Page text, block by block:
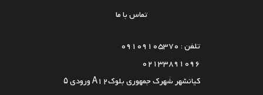
تماس با ما
تلفن : 09109105370
02133891096
کیانشهر شهرک جمهوری بلوکA12 ورودی ۵